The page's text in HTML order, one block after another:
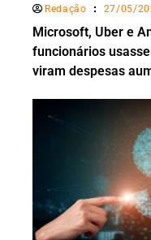
Redação 27/05/
Microsoft, Uber e
funcionários
viram despesas